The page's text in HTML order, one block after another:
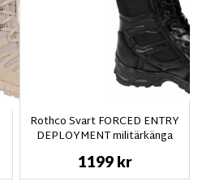
Rothco Svart FORCED ENTRY
DEPLOYMENT militärkänga
1199 kr